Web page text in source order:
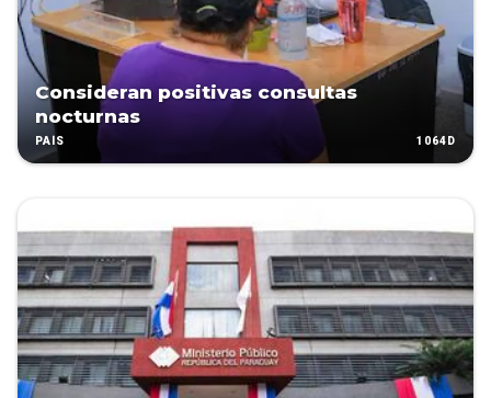
Consideran positivas consultas
nocturnas
PAÍS 1064D